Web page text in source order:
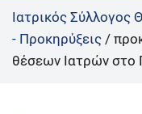
Ιατρικός Σύλλογος
- Προκηρύξεις /
θέσεων Ιατρών